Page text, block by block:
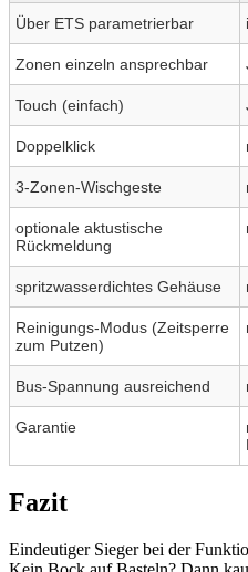
Über ETS parametrierbar
Zonen einzeln ansprechbar
Touch (einfach)
Doppelklick
3-Zonen-Wischgeste
optionale aktustische
Rückmeldung
spritzwasserdichtes Gehäuse
Reinigungs-Modus (Zeitsperre
zum Putzen)
Bus-Spannung ausreichend
Garantie
Fazit
Eindeutiger Sieger bei der